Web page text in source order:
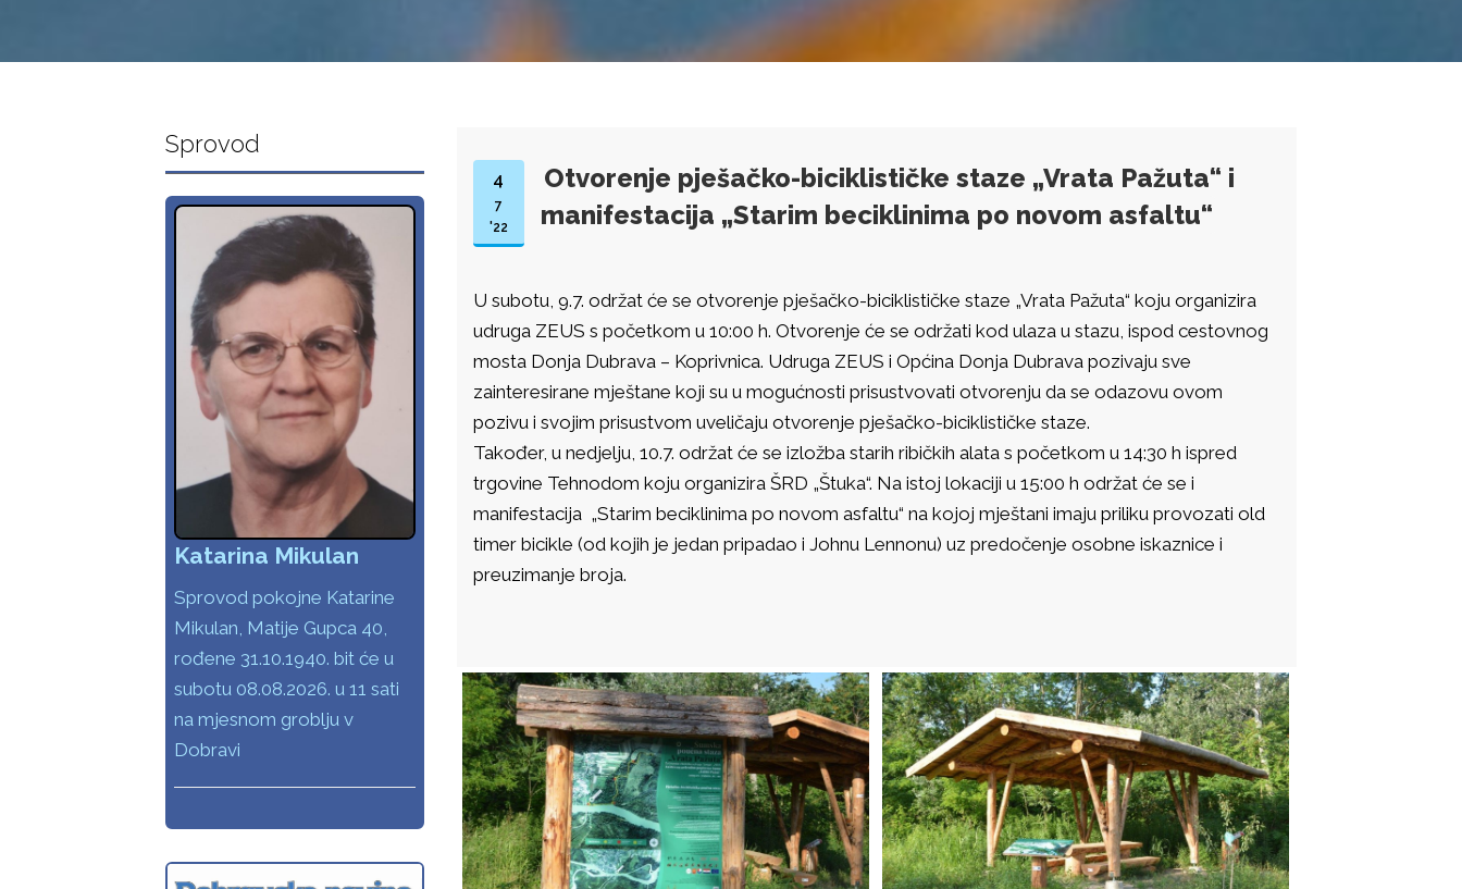
4
7
'22
Otvorenje pješačko-biciklističke staze „Vrata Pažuta“ i
manifestacija „Starim beciklinima po novom asfaltu“
U subotu, 9.7. održat će se otvorenje pješačko-biciklističke staze „Vrata Pažuta“ koju organizira
udruga ZEUS s početkom u 10:00 h. Otvorenje će se održati kod ulaza u stazu, ispod cestovnog
mosta Donja Dubrava – Koprivnica. Udruga ZEUS i Općina Donja Dubrava pozivaju sve
zainteresirane mještane koji su u mogućnosti prisustvovati otvorenju da se odazovu ovom
pozivu i svojim prisustvom uveličaju otvorenje pješačko-biciklističke staze.
Također, u nedjelju, 10.7. održat će se izložba starih ribičkih alata s početkom u 14:30 h ispred
trgovine Tehnodom koju organizira ŠRD „Štuka“. Na istoj lokaciji u 15:00 h održat će se i
manifestacija „Starim beciklinima po novom asfaltu“ na kojoj mještani imaju priliku provozati old
timer bicikle (od kojih je jedan pripadao i Johnu Lennonu) uz predočenje osobne iskaznice i
preuzimanje broja.
Sprovod
Katarina Mikulan
Sprovod pokojne Katarine
Mikulan, Matije Gupca 40,
rođene 31.10.1940. bit će u
subotu 08.08.2026. u 11 sati
na mjesnom groblju v
Dobravi